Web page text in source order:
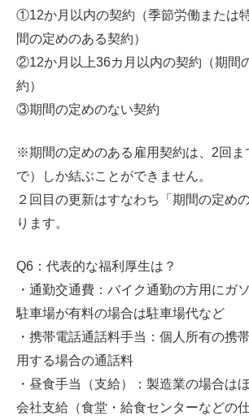
①12か月以内の契約（季節労働または
間の定めのある契約）
②12か月以上36カ月以内の契約（期間
約）
③期間の定めのない契約
※期間の定めのある雇用契約は、2回ま
で）しか結ぶことができません。
２回目の更新はすなわち「期間の定め
ります。
Q6：代表的な福利厚生は？
・通勤交通費：バイク通勤の方用にガ
駐車場が有料の場合は駐車場代など
・携帯電話通話料手当：個人所有の携
用する場合の通話料
・昼食手当（支給）：製造業の場合は
会社支給（食堂・給食センターなどの